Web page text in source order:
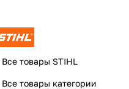
Все товары STIHL
Все товары категории